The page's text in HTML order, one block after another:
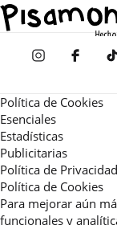
Política de Cookies
Esenciales
Estadísticas
Publicitarias
Política de Privacidad
Política de Cookies
Para mejorar aún
funcionales y